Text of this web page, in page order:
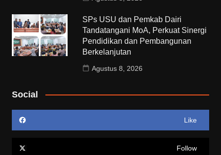
SPs USU dan Pemkab Dairi
Tandatangani MoA, Perkuat Sinergi
Pendidikan dan Pembangunan
Berkelanjutan
Agustus 8, 2026
Social
Like
Follow